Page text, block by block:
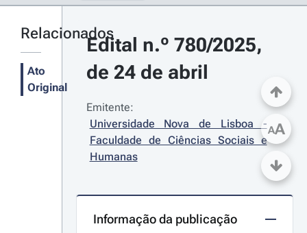
Relacionados
Ato
Original
Edital n.º 780/2025,
de 24 de abril
Emitente:
Universidade Nova de Lisboa -
Faculdade de Ciências Sociais e
Humanas
Informação da publicação
AA